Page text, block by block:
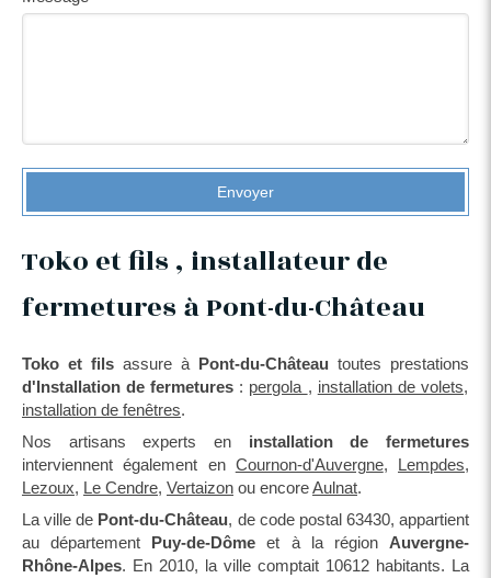
Envoyer
Toko et fils , installateur de
fermetures à Pont-du-Château
Toko et fils assure à Pont-du-Château toutes prestations
d'Installation de fermetures : pergola , installation de volets,
installation de fenêtres.
Nos artisans experts en installation de fermetures
interviennent également en Cournon-d'Auvergne, Lempdes,
Lezoux, Le Cendre, Vertaizon ou encoreAulnat.
La ville de Pont-du-Château, de code postal 63430, appartient
au département Puy-de-Dôme et à la région Auvergne-
Rhône-Alpes. En 2010, la ville comptait 10612 habitants. La